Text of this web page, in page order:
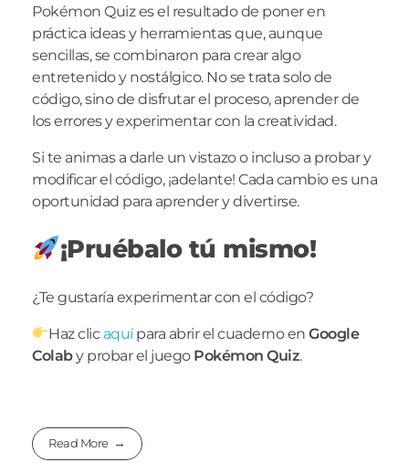
Pokémon Quiz es el resultado de poner en
práctica ideas y herramientas que, aunque
sencillas, se combinaron para crear algo
entretenido y nostálgico. No se trata solo de
código, sino de disfrutar el proceso, aprender de
los errores y experimentar con la creatividad.
Si te animas a darle un vistazo o incluso a probar y
modificar el código, ¡adelante! Cada cambio es una
oportunidad para aprender y divertirse.
¡Pruébalo tú mismo!
¿Te gustaría experimentar con el código?
Haz clic aquípara abrir el cuaderno enGoogle
Colaby probar el juego Pokémon Quiz.
Read More